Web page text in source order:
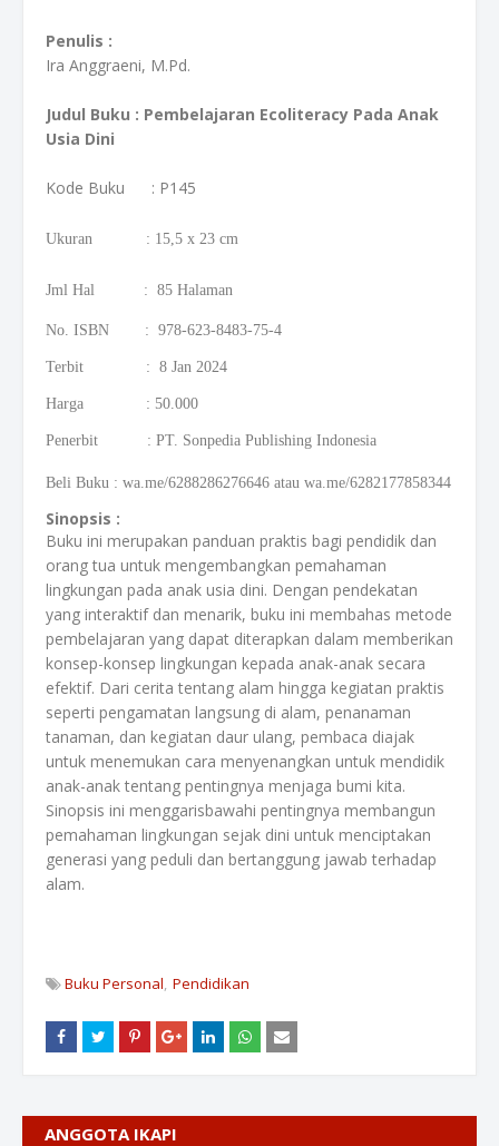
Penulis :
Ira Anggraeni, M.Pd.
Judul Buku : Pembelajaran Ecoliteracy Pada Anak
Usia Dini
Kode Buku : P145
Ukuran : 15,5 x 23 cm
Jml Hal : 85 Halaman
No. ISBN : 978-623-8483-75-4
Terbit : 8 Jan 2024
Harga : 50.000
Penerbit : PT. Sonpedia Publishing Indonesia
Beli Buku : wa.me/6288286276646 atau wa.me/6282177858344
Sinopsis :
Buku ini merupakan panduan praktis bagi pendidik dan
orang tua untuk mengembangkan pemahaman
lingkungan pada anak usia dini. Dengan pendekatan
yang interaktif dan menarik, buku ini membahas metode
pembelajaran yang dapat diterapkan dalam memberikan
konsep-konsep lingkungan kepada anak-anak secara
efektif. Dari cerita tentang alam hingga kegiatan praktis
seperti pengamatan langsung di alam, penanaman
tanaman, dan kegiatan daur ulang, pembaca diajak
untuk menemukan cara menyenangkan untuk mendidik
anak-anak tentang pentingnya menjaga bumi kita.
Sinopsis ini menggarisbawahi pentingnya membangun
pemahaman lingkungan sejak dini untuk menciptakan
generasi yang peduli dan bertanggung jawab terhadap
alam.
Buku Personal Pendidikan
ANGGOTA IKAPI